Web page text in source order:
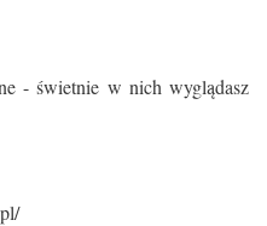
- świetnie w nich wyglądasz